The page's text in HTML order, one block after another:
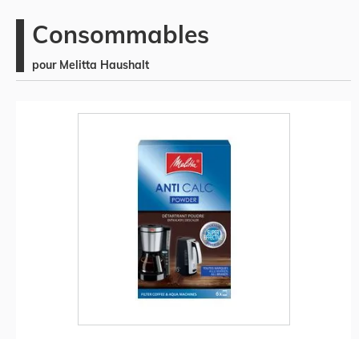
Consommables
pour Melitta Haushalt